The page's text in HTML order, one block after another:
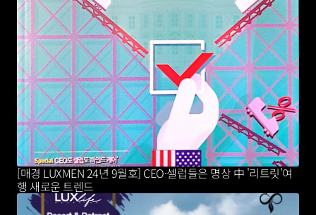
[매경 LUXMEN 24년 9월호] CEO·셀럽들은 명상 中 '리트릿'여
행 새로운 트렌드